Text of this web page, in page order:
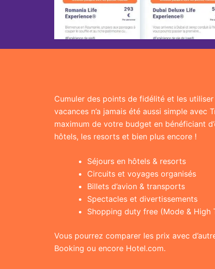
Cumuler des points de fidélité et les
vacances n’a jamais été aussi simple avec
maximum de votre budget en bénéficiant
hôtels, les resorts et bien plus encore !
Séjours en hôtels & resorts
Circuits et voyages organisés
Billets d’avion & transports
Spectacles et divertissements
Shopping duty free (Mode & High
Vous pourrez comparer les prix avec
Booking ou encore Hotel.com.